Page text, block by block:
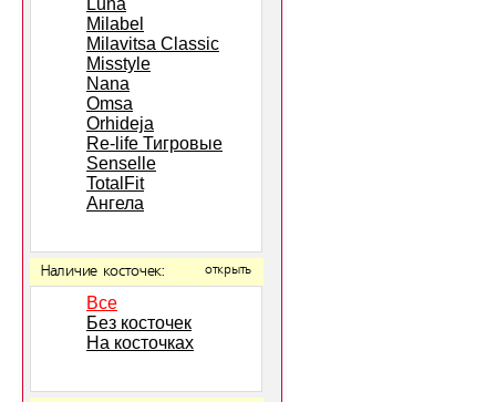
Luna
Milabel
Milavitsa Classic
Misstyle
Nana
Omsa
Orhideja
Re-life Тигровые
Senselle
TotalFit
Ангела
Наличие косточек: открыть
Все
Без косточек
На косточках